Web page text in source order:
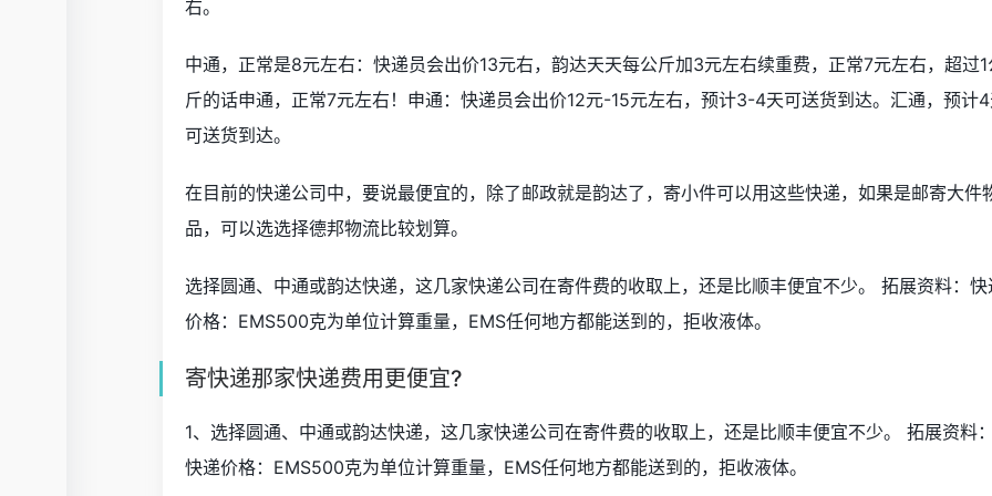
右。
中通，正常是8元左右：快递员会出价13元右，韵达天天每公斤加3元左右续重费，正常7元左右，超过1
斤的话申通，正常7元左右！申通：快递员会出价12元-15元左右，预计3-4天可送货到达。汇通，预计
可送货到达。
在目前的快递公司中，要说最便宜的，除了邮政就是韵达了，寄小件可以用这些快递，如果是邮寄大件
品，可以选选择德邦物流比较划算。
选择圆通、中通或韵达快递，这几家快递公司在寄件费的收取上，还是比顺丰便宜不少。 拓展资料：快
价格：EMS500克为单位计算重量，EMS任何地方都能送到的，拒收液体。
寄快递那家快递费用更便宜?
1、选择圆通、中通或韵达快递，这几家快递公司在寄件费的收取上，还是比顺丰便宜不少。 拓展资料：
快递价格：EMS500克为单位计算重量，EMS任何地方都能送到的，拒收液体。